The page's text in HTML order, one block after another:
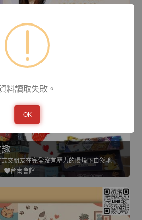
師
在感情路上的徬徨經驗豐富的講師群在
台南會館
交朋友在完全沒有壓力的環境下自然地
台南會館
料讀取失敗。
OK